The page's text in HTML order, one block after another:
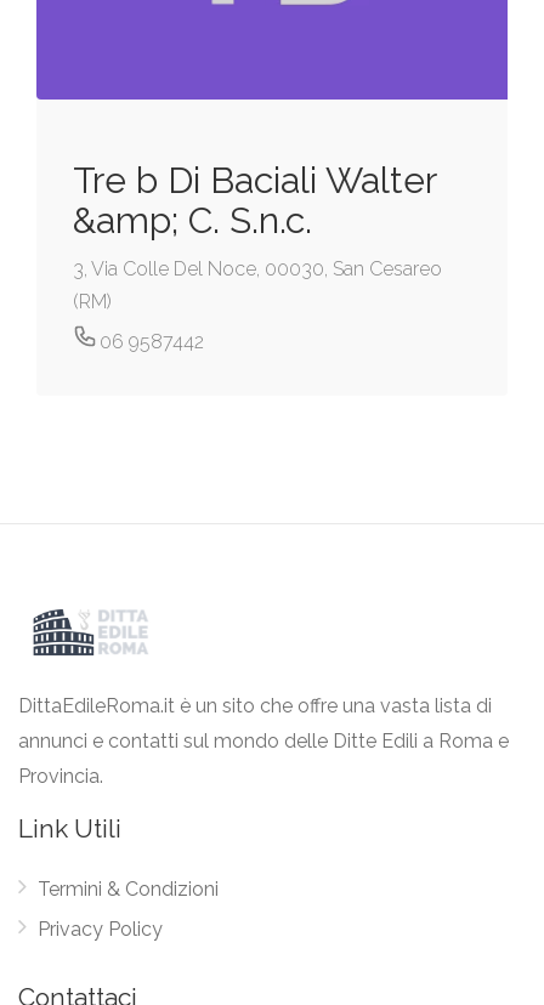
Tre b Di Baciali Walter
&amp; C. S.n.c.
3, Via Colle Del Noce, 00030, San Cesareo
(RM)
06 9587442
DittaEdileRoma.it è un sito che offre una vasta lista di
annunci e contatti sul mondo delle Ditte Edili a Roma e
Provincia.
Link Utili
Termini & Condizioni
Privacy Policy
Contattaci